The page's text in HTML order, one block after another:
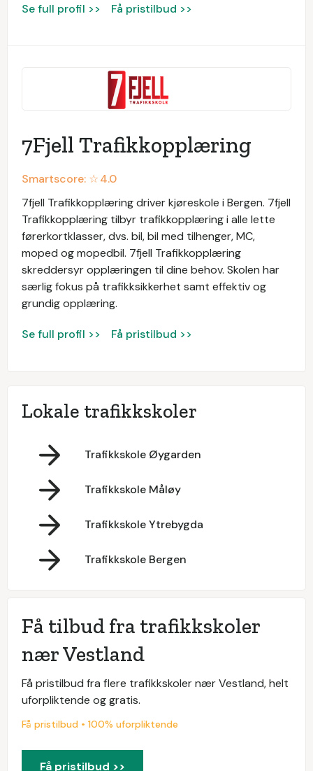
Se full profil >> Få pristilbud >>
7Fjell Trafikkopplæring
Smartscore: ☆4.0
7fjell Trafikkopplæring driver kjøreskole i Bergen. 7fjell
Trafikkopplæring tilbyr trafikkopplæring i alle lette
førerkortklasser, dvs. bil, bil med tilhenger, MC,
moped og mopedbil. 7fjell Trafikkopplæring
skreddersyr opplæringen til dine behov. Skolen har
særlig fokus på trafikksikkerhet samt effektiv og
grundig opplæring.
Se full profil >> Få pristilbud >>
Lokale trafikkskoler
Trafikkskole Øygarden
Trafikkskole Måløy
Trafikkskole Ytrebygda
Trafikkskole Bergen
Få tilbud fra trafikkskoler
nær Vestland
Få pristilbud fra flere trafikkskoler nær Vestland, helt
uforpliktende og gratis.
Få pristilbud • 100% uforpliktende
Få pristilbud >>